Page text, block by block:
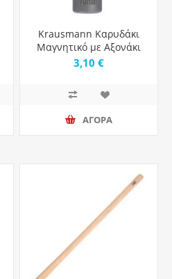
Krausmann Καρυδάκι
Μαγνητικό με Αξονάκι
Ν13 AC10513
3,10 €
ΑΓΟΡΑ